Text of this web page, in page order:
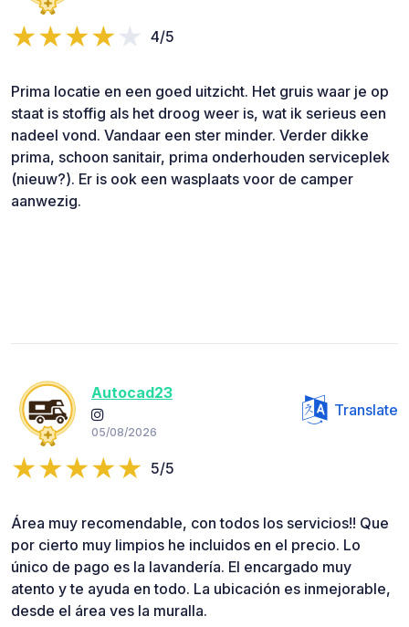
4/5
Prima locatie en een goed uitzicht. Het gruis waar je op
staat is stoffig als het droog weer is, wat ik serieus een
nadeel vond. Vandaar een ster minder. Verder dikke
prima, schoon sanitair, prima onderhouden serviceplek
(nieuw?). Er is ook een wasplaats voor de camper
aanwezig.
Autocad23
05/08/2026
Translate
5/5
Área muy recomendable, con todos los servicios!! Que
por cierto muy limpios he incluidos en el precio. Lo
único de pago es la lavandería. El encargado muy
atento y te ayuda en todo. La ubicación es inmejorable,
desde el área ves la muralla.